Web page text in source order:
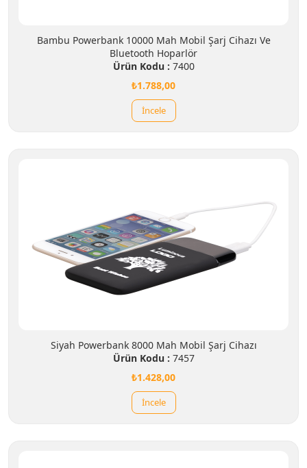
Bambu Powerbank 10000 Mah Mobil Şarj Cihazı Ve
Bluetooth Hoparlör
Ürün Kodu : 7400
₺1.788,00
İncele
Siyah Powerbank 8000 Mah Mobil Şarj Cihazı
Ürün Kodu : 7457
₺1.428,00
İncele